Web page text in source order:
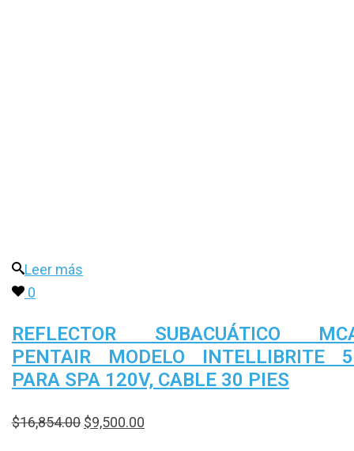
Leer más
0
REFLECTOR SUBACUÁTICO
PENTAIR MODELO INTELLIBRITE
PARA SPA 120V, CABLE 30 PIES
$16,854.00 $9,500.00